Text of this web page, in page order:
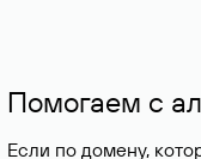
Помогаем с
Если по домену,